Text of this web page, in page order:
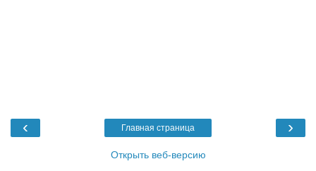
‹ ›
Главная страница
Открыть веб-версию